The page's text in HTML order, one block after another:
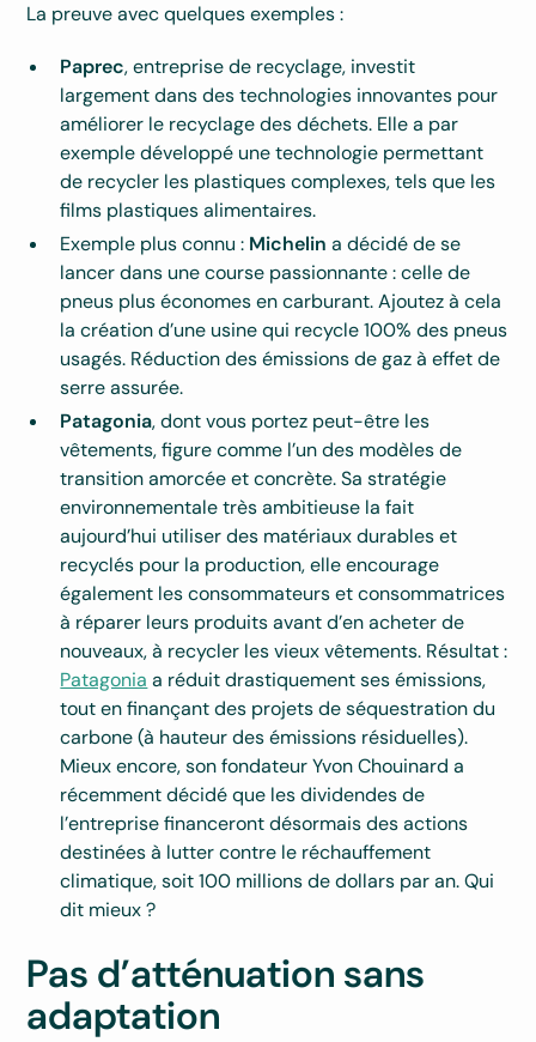
La preuve avec quelques exemples :
Paprec, entreprise de recyclage, investit
largement dans des technologies innovantes pour
améliorer le recyclage des déchets. Elle a par
exemple développé une technologie permettant
de recycler les plastiques complexes, tels que les
films plastiques alimentaires.
Exemple plus connu : Michelin a décidé de se
lancer dans une course passionnante : celle de
pneus plus économes en carburant. Ajoutez à cela
la création d’une usine qui recycle 100% des pneus
usagés. Réduction des émissions de gaz à effet de
serre assurée.
Patagonia, dont vous portez peut-être les
vêtements, figure comme l’un des modèles de
transition amorcée et concrète. Sa stratégie
environnementale très ambitieuse la fait
aujourd’hui utiliser des matériaux durables et
recyclés pour la production, elle encourage
également les consommateurs et consommatrices
à réparer leurs produits avant d’en acheter de
nouveaux, à recycler les vieux vêtements. Résultat :
Patagonia a réduit drastiquement ses émissions,
tout en finançant des projets de séquestration du
carbone (à hauteur des émissions résiduelles).
Mieux encore, son fondateur Yvon Chouinard a
récemment décidé que les dividendes de
l’entreprise financeront désormais des actions
destinées à lutter contre le réchauffement
climatique, soit 100 millions de dollars par an. Qui
dit mieux ?
Pas d’atténuation sans
adaptation